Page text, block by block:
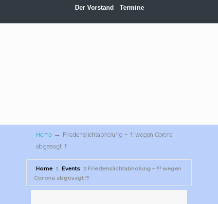
Der Vorstand Termine
Home → Friedenslichtabholung – !!! wegen Corona
abgesagt !!!
Home Events
Friedenslichtabholung – !!! wegen
Corona abgesagt !!!